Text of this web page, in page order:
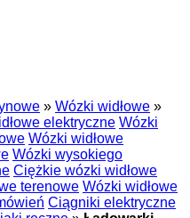
» Wózki widłowe »
elektryczne Wózki
Wózki widłowe
Wózki wysokiego
Ciężkie wózki widłowe
terenowe Wózki widłowe
Ciągniki elektryczne